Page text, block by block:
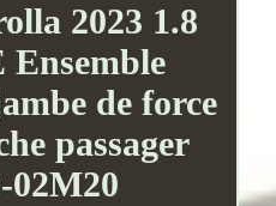
2023 1.8
Ensemble
de force
passager
02M20